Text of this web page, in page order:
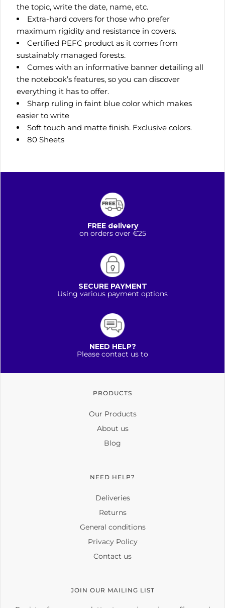
the topic, write the date, name, etc.
Extra-hard covers for those who prefer
maximum rigidity and resistance in covers.
Certified PEFC product as it comes from
sustainably managed forests.
Comes with an informative banner detailing all
the notebook’s features, so you can discover
everything it has to offer.
Sharp ruling in faint blue color which makes
easier to write
Soft touch and matte finish. Exclusive colors.
80 Sheets
FREE delivery
on orders over €25
SECURE PAYMENT
Using various payment options
NEED HELP?
Please contact us to
PRODUCTS
Our Products
About us
Blog
NEED HELP?
Deliveries
Returns
General conditions
Privacy Policy
Contact us
JOIN OUR MAILING LIST